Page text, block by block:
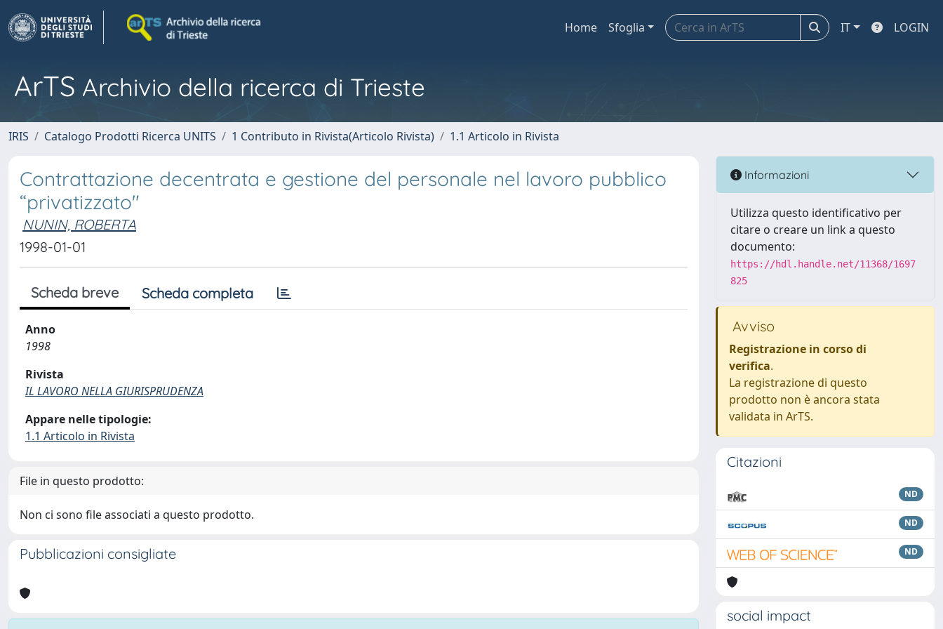
Home Sfoglia IT LOGIN
ArTS Archivio della ricerca di Trieste
IRIS Catalogo Prodotti Ricerca UNITS 1 Contributo in Rivista(Articolo Rivista) 1.1 Articolo in Rivista
Contrattazione decentrata e gestione del personale nel lavoro pubblico
“privatizzato"
NUNIN, ROBERTA
1998-01-01
Scheda breve Scheda completa
Anno
1998
Rivista
IL LAVORO NELLA GIURISPRUDENZA
Appare nelle tipologie:
1.1 Articolo in Rivista
File in questo prodotto:
Non ci sono file associati a questo prodotto.
Pubblicazioni consigliate
Informazioni
Utilizza questo identificativo per
citare o creare un link a questo
documento:
https://hdl.handle.net/11368/1697
825
Avviso
Registrazione in corso di
verifica.
La registrazione di questo
prodotto non è ancora stata
validata in ArTS.
Citazioni
ND
ND
ND
social impact